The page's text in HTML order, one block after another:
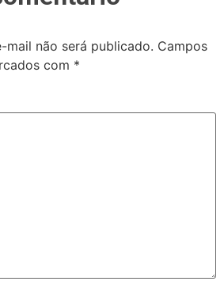
mail não será publicado. Campos
com *